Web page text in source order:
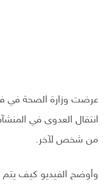
عرضت وزارة الصحة في
انتقال العدوى في
من شخص لآخر.
وأوضح الفيديو كيف